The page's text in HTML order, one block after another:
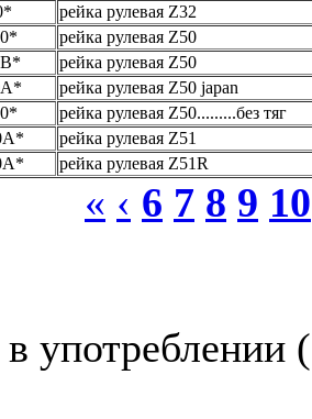
рейка рулевая Z32
рейка рулевая Z50
рейка рулевая Z50
рейка рулевая Z50 japan
рейка рулевая Z50.........без тяг
рейка рулевая Z51
рейка рулевая Z51R
« ‹ 6 7 8 9 10
употреблении